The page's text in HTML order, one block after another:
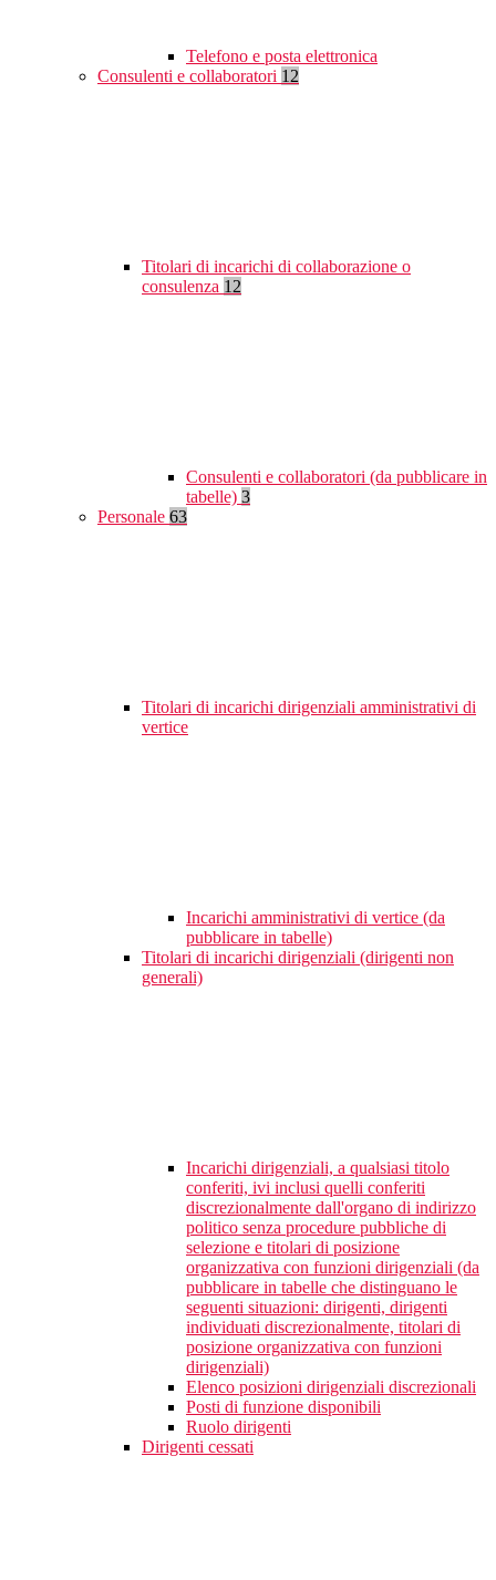
Telefono e posta elettronica
Consulenti e collaboratori 12
Titolari di incarichi di collaborazione o
consulenza 12
Consulenti e collaboratori (da pubblicare in
tabelle) 3
Personale 63
Titolari di incarichi dirigenziali amministrativi di
vertice
Incarichi amministrativi di vertice (da
pubblicare in tabelle)
Titolari di incarichi dirigenziali (dirigenti non
generali)
Incarichi dirigenziali, a qualsiasi titolo
conferiti, ivi inclusi quelli conferiti
discrezionalmente dall'organo di indirizzo
politico senza procedure pubbliche di
selezione e titolari di posizione
organizzativa con funzioni dirigenziali (da
pubblicare in tabelle che distinguano le
seguenti situazioni: dirigenti, dirigenti
individuati discrezionalmente, titolari di
posizione organizzativa con funzioni
dirigenziali)
Elenco posizioni dirigenziali discrezionali
Posti di funzione disponibili
Ruolo dirigenti
Dirigenti cessati